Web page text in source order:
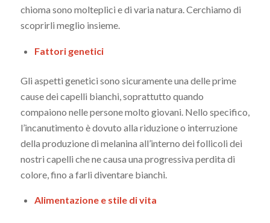
chioma sono molteplici e di varia natura. Cerchiamo di
scoprirli meglio insieme.
Fattori genetici
Gli aspetti genetici sono sicuramente una delle prime
cause dei capelli bianchi, soprattutto quando
compaiono nelle persone molto giovani. Nello specifico,
l’incanutimento è dovuto alla riduzione o interruzione
della produzione di melanina all’interno dei follicoli dei
nostri capelli che ne causa una progressiva perdita di
colore, fino a farli diventare bianchi.
Alimentazione e stile di vita